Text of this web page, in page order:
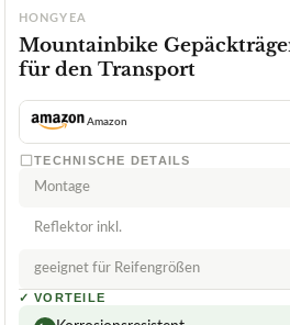
HONGYEA
Mountainbike
für den Transport
Amazon
TECHNISCHE DETAILS
Montage
Reflektor inkl.
geeignet für Reifengrößen
✓ VORTEILE